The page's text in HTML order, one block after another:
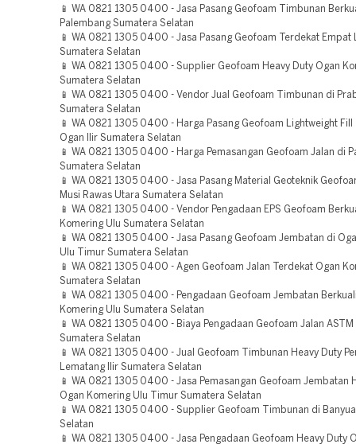
📱 WA 0821 1305 0400 - Jasa Pasang Geofoam Timbunan
Palembang Sumatera Selatan
📱 WA 0821 1305 0400 - Jasa Pasang Geofoam Terdekat Empat
Sumatera Selatan
📱 WA 0821 1305 0400 - Supplier Geofoam Heavy Duty Ogan
Sumatera Selatan
📱 WA 0821 1305 0400 - Vendor Jual Geofoam Timbunan di
Sumatera Selatan
📱 WA 0821 1305 0400 - Harga Pasang Geofoam Lightweight Fill
Ogan Ilir Sumatera Selatan
📱 WA 0821 1305 0400 - Harga Pemasangan Geofoam Jalan di
Sumatera Selatan
📱 WA 0821 1305 0400 - Jasa Pasang Material Geoteknik
Musi Rawas Utara Sumatera Selatan
📱 WA 0821 1305 0400 - Vendor Pengadaan EPS Geofoam
Komering Ulu Sumatera Selatan
📱 WA 0821 1305 0400 - Jasa Pasang Geofoam Jembatan di
Ulu Timur Sumatera Selatan
📱 WA 0821 1305 0400 - Agen Geofoam Jalan Terdekat Ogan
Sumatera Selatan
📱 WA 0821 1305 0400 - Pengadaan Geofoam Jembatan
Komering Ulu Sumatera Selatan
📱 WA 0821 1305 0400 - Biaya Pengadaan Geofoam Jalan ASTM
Sumatera Selatan
📱 WA 0821 1305 0400 - Jual Geofoam Timbunan Heavy Duty
Lematang Ilir Sumatera Selatan
📱 WA 0821 1305 0400 - Jasa Pemasangan Geofoam Jembatan
Ogan Komering Ulu Timur Sumatera Selatan
📱 WA 0821 1305 0400 - Supplier Geofoam Timbunan di
Selatan
📱 WA 0821 1305 0400 - Jasa Pengadaan Geofoam Heavy Duty